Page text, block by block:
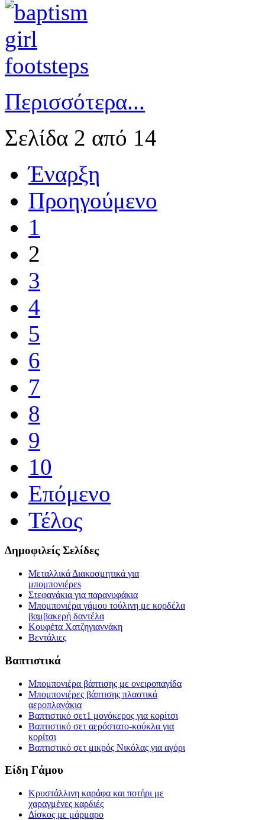
Περισσότερα...
Σελίδα 2 από 14
Έναρξη
Προηγούμενο
1
2
3
4
5
6
7
8
9
10
Επόμενο
Τέλος
Δημοφιλείς Σελίδες
Μεταλλικά Διακοσμητικά για
μπομπονιέρεs
Στεφανάκια για παρανυφάκια
Μπομπονιέρα γάμου τούλινη με κορδέλα
βαμβακερή δαντέλα
Κουφέτα Χατζηγιαννάκη
Βεντάλιες
Βαπτιστικά
Μπομπονιέρα βάπτισης με ονειροπαγίδα
Μπομπονιέρες βάπτισης πλαστικά
αεροπλανάκια
Βαπτιστικό σετ1 μονόκερος για κορίτσι
Βαπτιστικό σετ αερόστατο-κούκλα για
κορίτσι
Βαπτιστικό σετ μικρός Νικόλας για αγόρι
Είδη Γάμου
Κρυστάλλινη καράφα και ποτήρι με
χαραγμένες καρδιές
Δίσκος με μάρμαρο